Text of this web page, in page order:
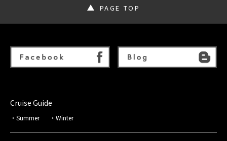
PAGE TOP
Cruise Guide
Summer Winter